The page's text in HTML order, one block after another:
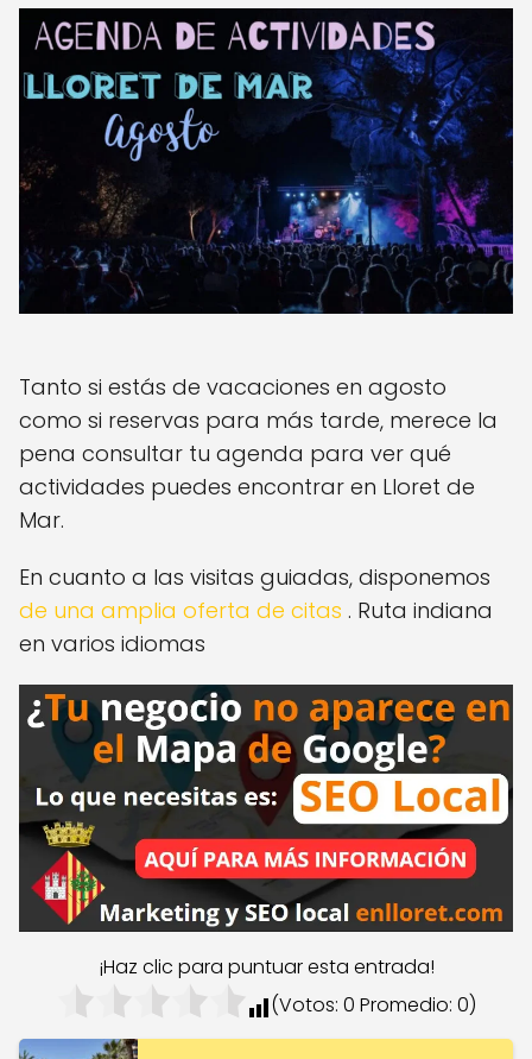
Tanto si estás de vacaciones en agosto
como si reservas para más tarde, merece la
pena consultar tu agenda para ver qué
actividades puedes encontrar en Lloret de
Mar.
En cuanto a las visitas guiadas, disponemos
de una amplia oferta de citas . Ruta indiana
en varios idiomas
¡Haz clic para puntuar esta entrada!
(Votos: 0 Promedio: 0)